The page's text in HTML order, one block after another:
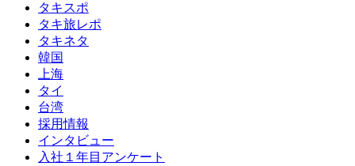
タキスポ
タキ旅レポ
タキネタ
韓国
上海
タイ
台湾
採用情報
インタビュー
入社１年目アンケート